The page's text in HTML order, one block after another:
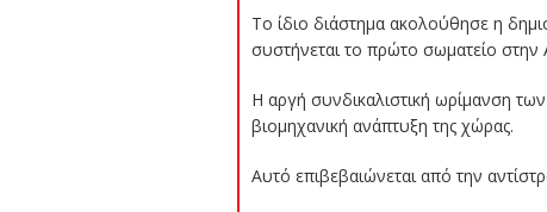
Το ίδιο διάστημα ακολούθησε η
συστήνεται το πρώτο σωματείο
Η αργή συνδικαλιστική ωρίμανση
βιομηχανική ανάπτυξη της χώρας.
Αυτό επιβεβαιώνεται από την